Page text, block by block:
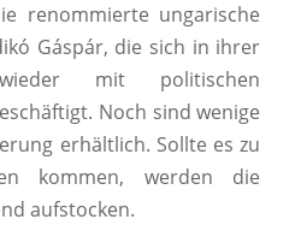
renommierte ungarische
Gáspár, die sich in ihrer
mit politischen
Noch sind wenige
erhältlich. Sollte es zu
kommen, werden die
aufstocken.